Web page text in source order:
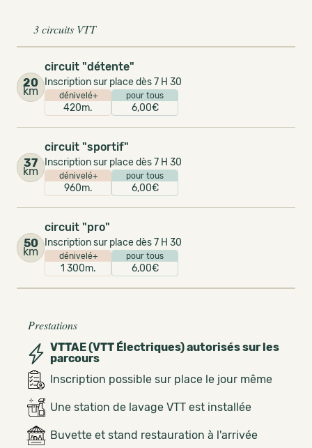
3 circuits VTT
20
km
circuit "détente"
Inscription sur place dès 7 H 30
dénivelé+
420m.
pour tous
6,00€
37
km
circuit "sportif"
Inscription sur place dès 7 H 30
dénivelé+
960m.
pour tous
6,00€
50
km
circuit "pro"
Inscription sur place dès 7 H 30
dénivelé+
1 300m.
pour tous
6,00€
Prestations
VTTAE (VTT Électriques) autorisés sur les
parcours
Inscription possible sur place le jour même
Une station de lavage VTT est installée
Buvette et stand restauration à l'arrivée